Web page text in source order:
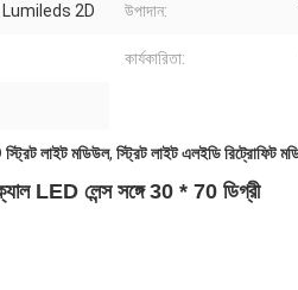
Lumileds 2D উপাদান:
কার্যকারিতা:
লাইট মডিউল, স্ট্রিট লাইট এলইডি রিট্রোফিট
LED লেন্স সঙ্গে 30 * 70 ডিগ্রী